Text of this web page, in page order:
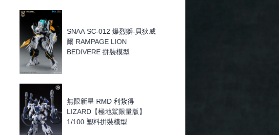
SNAA SC-012 爆烈獅-貝狄威
爾 RAMPAGE LION
BEDIVERE 拼裝模型
無限新星 RMD 利紮得
LIZARD【極地鯊限量版】
1/100 塑料拼裝模型